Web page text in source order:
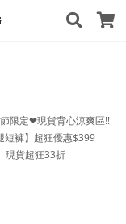
限定❤︎現貨背心涼爽區!!
短褲】超狂優惠$399
現貨超狂33折